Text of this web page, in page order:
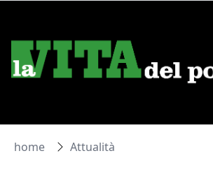
home Attualità